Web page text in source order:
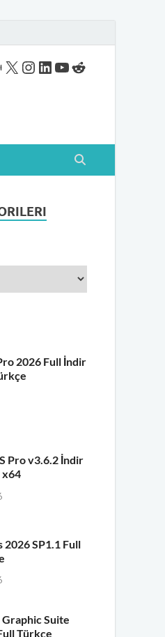
2026 Full İndir
Pro v3.6.2 İndir
x64
SP1.1 Full
Suite
Türkçe